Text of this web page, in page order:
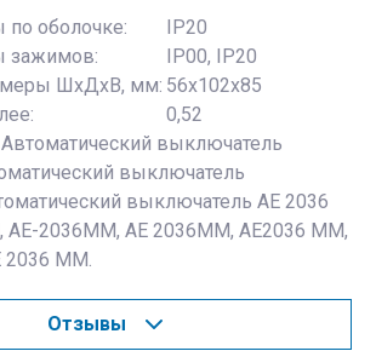
по оболочке:
IP20
зажимов:
IP00, IP20
ШхДхВ, мм: 56х102х85
0,52
выключатель
выключатель
выключатель АЕ 2036
2036ММ, АЕ 2036ММ, АЕ2036 ММ,
2036 ММ.
Отзывы